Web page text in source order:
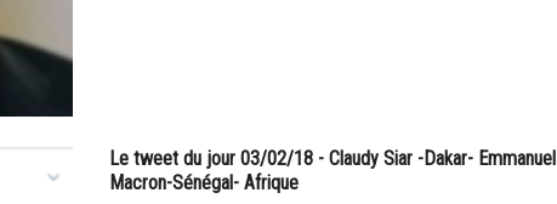
Le tweet du jour 03/02/18 - Claudy Siar -Dakar- Emmanuel
Macron-Sénégal- Afrique